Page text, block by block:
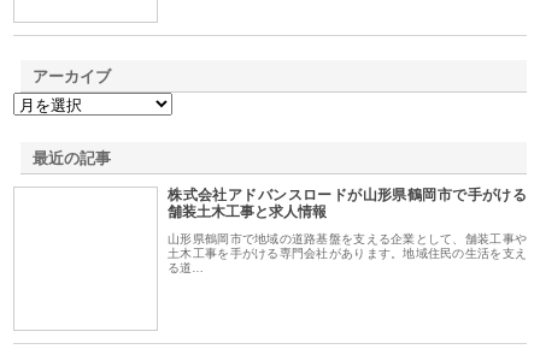
アーカイブ
最近の記事
株式会社アドバンスロードが山形県鶴岡市で手がける
舗装土木工事と求人情報
山形県鶴岡市で地域の道路基盤を支える企業として、舗装工事や
土木工事を手がける専門会社があります。地域住民の生活を支え
る道…